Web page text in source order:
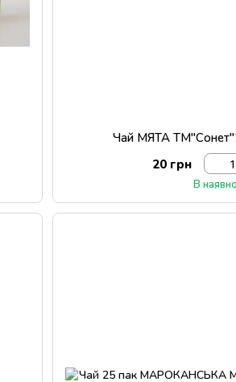
Чай МЯТА
20 грн
В